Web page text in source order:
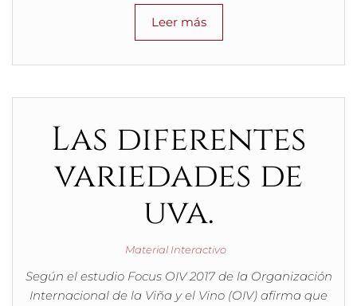
Leer más
Las diferentes
variedades de
uva.
Material Interactivo
Según el estudio Focus OIV 2017 de la Organización
Internacional de la Viña y el Vino (OIV) afirma que